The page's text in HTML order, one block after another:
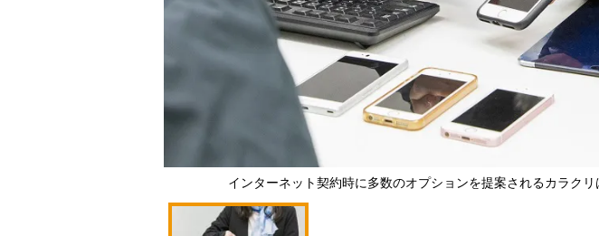
インターネット契約時に多数のオプションを提案されるカラクリ